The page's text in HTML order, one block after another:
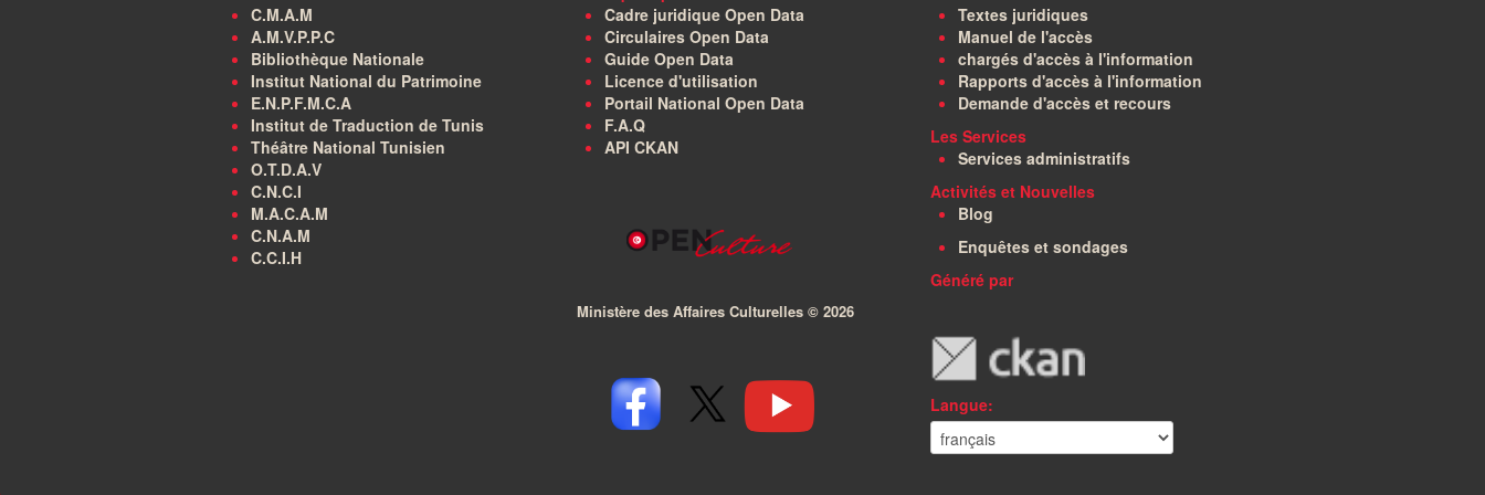
C.M.A.M
A.M.V.P.P.C
Bibliothèque Nationale
Institut National du Patrimoine
E.N.P.F.M.C.A
Institut de Traduction de Tunis
Théâtre National Tunisien
O.T.D.A.V
C.N.C.I
M.A.C.A.M
C.N.A.M
C.C.I.H
Cadre juridique Open Data
Circulaires Open Data
Guide Open Data
Licence d'utilisation
Portail National Open Data
F.A.Q
API CKAN
Ministère des Affaires Culturelles © 2026
Textes juridiques
Manuel de l'accès
chargés d'accès à l'information
Rapports d'accès à l'information
Demande d'accès et recours
Les Services
Services administratifs
Activités et Nouvelles
Blog
Enquêtes et sondages
Généré par
Langue